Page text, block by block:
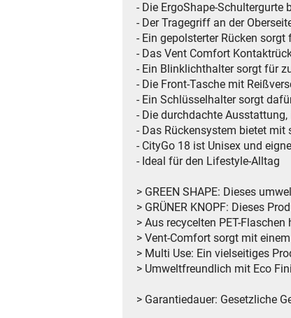
- Die ErgoShape-
- Der Tragegriff an der
- Ein gepolsterter Rücken
- Das Vent Comfort
- Ein Blinklichthalter sorgt für
- Die Front-Tasche mit
- Ein Schlüsselhalter sorgt
- Die durchdachte
- Das Rückensystem bietet
- CityGo 18 ist Unisex und
- Ideal für den Lifestyle-Alltag
> GREEN SHAPE: Dieses
> GRÜNER KNOPF: Dieses
> Aus recycelten PET-
> Vent-Comfort sorgt mit
> Multi Use: Ein vielseitiges
> Umweltfreundlich mit Eco
> Garantiedauer: Gesetzliche